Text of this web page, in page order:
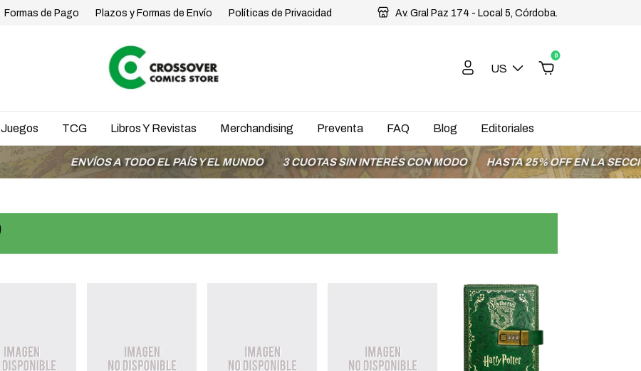
Formas de Pago Plazos y Formas de Envío Políticas de Privacidad Av. Gral Paz 174 - Local 5, Córdoba.
US
0
Juegos TCG Libros Y Revistas Merchandising Preventa FAQ Blog Editoriales
ENVÍOS A TODO EL PAÍS Y EL MUNDO 3 CUOTAS SIN INTERÉS CON MODO HASTA 25% OFF EN LA SECCIÓN